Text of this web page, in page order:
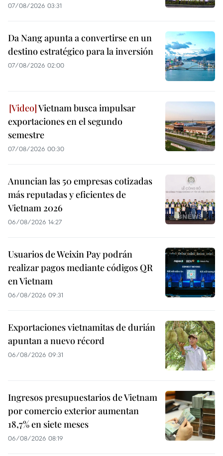
07/08/2026 03:31
Da Nang apunta a convertirse en un
destino estratégico para la inversión
07/08/2026 02:00
Vietnam busca impulsar
exportaciones en el segundo
semestre
07/08/2026 00:30
Anuncian las 50 empresas cotizadas
más reputadas y eficientes de
Vietnam 2026
06/08/2026 14:27
Usuarios de Weixin Pay podrán
realizar pagos mediante códigos QR
en Vietnam
06/08/2026 09:31
Exportaciones vietnamitas de durián
apuntan a nuevo récord
06/08/2026 09:31
Ingresos presupuestarios de Vietnam
por comercio exterior aumentan
18,7% en siete meses
06/08/2026 08:19